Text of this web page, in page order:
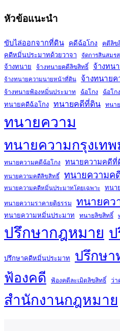
หัวข้อแนะนำ
ขับไล่ออกจากที่ดิน คดีฉ้อโกง คดีลิข
คดีหมิ่นประมาทด้วยวาจา จัดการสินสมรส
จ้างทนาย จ้างทนายคดีลิขสิทธิ์ จ้างทน
จ้างทนายความนายหน้าที่ดิน จ้างทนาย
จ้างทนายฟ้องหมิ่นประมาท ฉ้อโกง ฉ้อโก
ทนายคดีฉ้อโกง ทนายคดีที่ดิน ทนา
ทนายความ
ทนายความกรุงเท
ทนายความคดีฉ้อโกง ทนายความคดีที่
ทนายความคดีลิขสิทธิ์ ทนายความค
ทนายความคดีหมิ่นประมาทโดยเฉพาะ ทนา
ทนายความราคายุติธรรม ทนายคว
ทนายความหมิ่นประมาท ทนายลิขสิทธิ์
ปรึกษากฎหมาย
ปรึกษาคดีหมิ่นประมาท ปรึกษา
ฟ้องคดี ฟ้องคดีละเมิดลิขสิทธิ์ ว่า
สำนักงานกฎหมาย